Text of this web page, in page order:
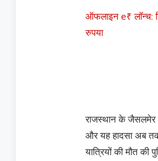
ऑफलाइन e₹ लॉन्च:
रुपया
राजस्थान के जैसलमेर
और यह हादसा अब
यात्रियों की मौत